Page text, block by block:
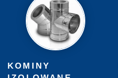
KOMINY